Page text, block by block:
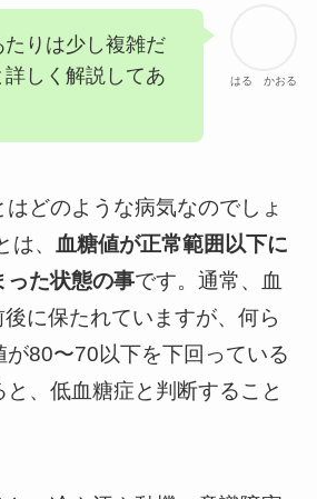
はる かおる
たりは少し複雑だ
しく解説してあ
はどのような病気なのでしょ
は、 血糖値が正常範囲以下に
った状態の事です。通常、血
に保たれていますが、何ら
が80〜70以下を下回っている
、低血糖症と判断すること